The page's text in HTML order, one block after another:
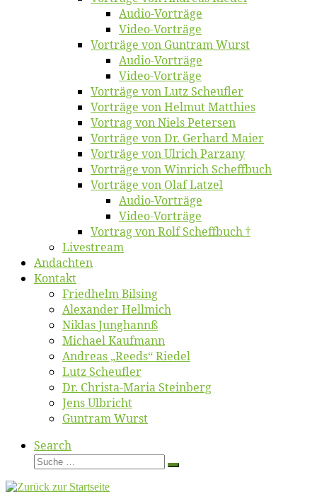
Au­dio-Vor­trä­ge
Vi­deo-Vor­trä­ge
Vor­trä­ge von Gun­tram Wurst
Au­dio-Vor­trä­ge
Vi­deo-Vor­trä­ge
Vor­trä­ge von Lutz Scheufler
Vor­trä­ge von Hel­mut Matthies
Vor­trag von Niels Petersen
Vor­trä­ge von Dr. Ger­hard Maier
Vor­trä­ge von Ul­rich Parzany
Vor­trä­ge von Win­rich Scheffbuch
Vor­trä­ge von Olaf Latzel
Au­dio-Vor­trä­ge
Vi­deo-Vor­trä­ge
Vor­trag von Rolf Scheffbuch †
Live­stream
An­dach­ten
Kon­takt
Fried­helm Bilsing
Alex­an­der Hellmich
Ni­klas Junghannß
Mi­cha­el Kaufmann
An­dre­as „Reeds“ Riedel
Lutz Scheuf­ler
Dr. Chris­­ta-Ma­ria Steinberg
Jens Ulb­richt
Gun­tram Wurst
Search
Suche
Suche